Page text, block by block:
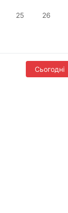
25 26
Сьогодні